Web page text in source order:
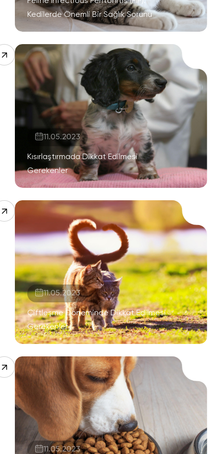
Kedilerde Önemli Bir Sağlık Sorunu
11.05.2023
Kısırlaştırmada Dikkat Edilmesi
Gerekenler
11.05.2023
Çiftleşme Döneminde Dikkat Edilmesi
Gerekenler
11.05.2023